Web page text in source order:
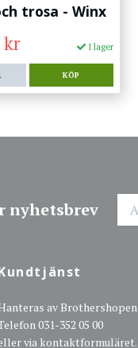
trosa - Winx
kr I lager
KÖP
nyhetsbrev
av Brothershopen
031-352 05 00
via kontaktformuläret.